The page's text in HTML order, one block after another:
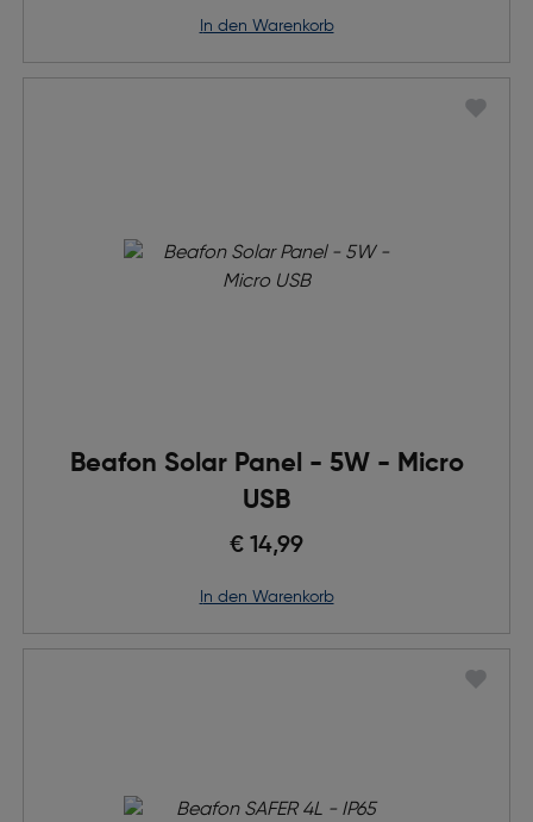
in den Warenkorb
Beafon Solar Panel - 5W - Micro
USB
€ 14,99
in den Warenkorb